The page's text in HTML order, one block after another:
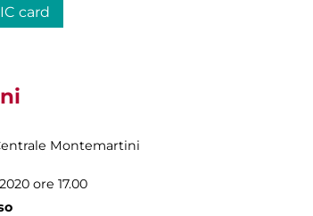
card
Montemartini
ore 17.00